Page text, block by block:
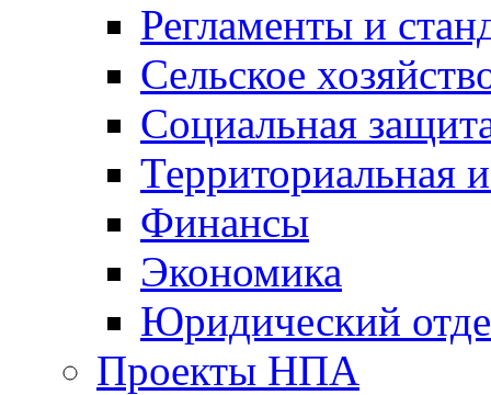
Регламенты и
Сельское
Социальная
Территориальная
Финансы
Экономика
Юридический
Проекты НПА